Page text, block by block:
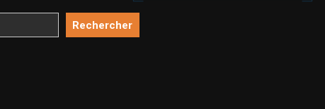
Rechercher